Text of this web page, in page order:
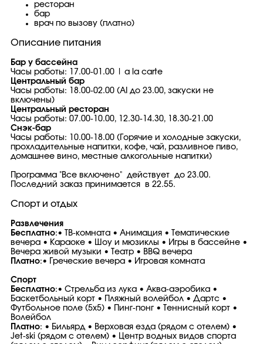
ресторан
бар
врач по вызову (платно)
Описание питания
Бар у бассейна
Часы работы: 17.00-01.00 | a la carte
Центральный бар
Часы работы: 18.00-02.00 (AI до 23.00, закуски не
включены)
Центральный ресторан
Часы работы: 07.00-10.00, 12.30-14.30, 18.30-21.00
Снэк-бар
Часы работы: 10.00-18.00 (Горячие и холодные закуски,
прохладительные напитки, кофе, чай, разливное пиво,
домашнее вино, местные алкогольные напитки)
Программа "Все включено" действует до 23.00.
Последний заказ принимается в 22.55.
Спорт и отдых
Развлечения
Бесплатно:• ТВ-комната • Анимация • Тематические
вечера • Караоке • Шоу и мюзиклы • Игры в бассейне •
Вечера живой музыки • Театр • BBQ вечера
Платно:• Греческие вечера • Игровая комната
Спорт
Бесплатно:• Стрельба из лука • Аква-аэробика •
Баскетбольный корт • Пляжный волейбол • Дартс •
Футбольное поле (5x5) • Пинг-понг • Теннисный корт •
Волейбол
Платно: • Бильярд • Верховая езда (рядом с отелем) •
Jet-ski (рядом с отелем) • Центр водных видов спорта